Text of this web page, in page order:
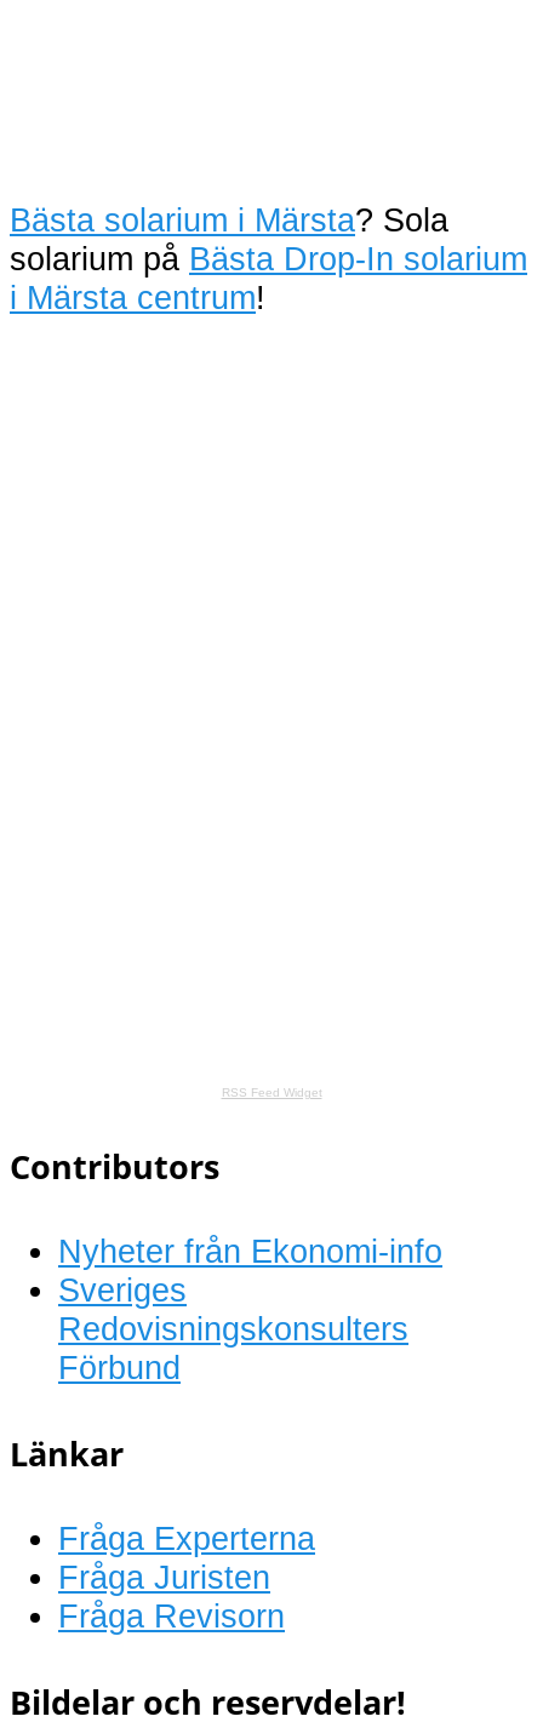
Bästa solarium i Märsta? Sola
solarium på Bästa Drop-In solarium
i Märsta centrum!
RSS Feed Widget
Contributors
Nyheter från Ekonomi-info
Sveriges
Redovisningskonsulters
Förbund
Länkar
Fråga Experterna
Fråga Juristen
Fråga Revisorn
Bildelar och reservdelar!